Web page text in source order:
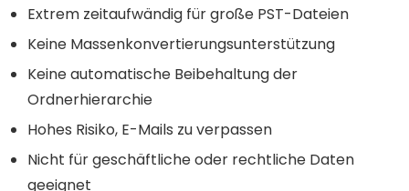
Extrem zeitaufwändig für große PST-Dateien
Keine Massenkonvertierungsunterstützung
Keine automatische Beibehaltung der
Ordnerhierarchie
Hohes Risiko, E-Mails zu verpassen
Nicht für geschäftliche oder rechtliche Daten
geeignet